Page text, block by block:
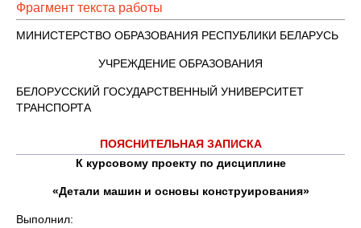
Фрагмент текста работы
МИНИСТЕРСТВО ОБРАЗОВАНИЯ РЕСПУБЛИКИ БЕЛАРУСЬ
УЧРЕЖДЕНИЕ ОБРАЗОВАНИЯ
БЕЛОРУССКИЙ ГОСУДАРСТВЕННЫЙ УНИВЕРСИТЕТ
ТРАНСПОРТА
ПОЯСНИТЕЛЬНАЯ ЗАПИСКА
К курсовому проекту по дисциплине
«Детали машин и основы конструирования»
Выполнил: